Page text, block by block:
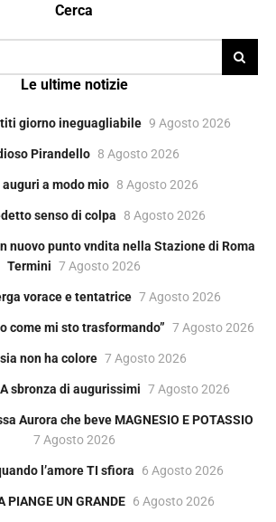
Cerca
Le ultime notizie
giorno ineguagliabile 9 Agosto 2026
Pirandello 8 Agosto 2026
a modo mio 8 Agosto 2026
senso di colpa 8 Agosto 2026
nuovo punto vndita nella Stazione di Roma
Termini 7 Agosto 2026
vorace e tentatrice 7 Agosto 2026
come mi sto trasformando” 7 Agosto 2026
non ha colore 7 Agosto 2026
sbronza di augurissimi 7 Agosto 2026
Aurora che beve MAGNESIO E POTASSIO
7 Agosto 2026
l’amore TI sfiora 6 Agosto 2026
PIANGE UN GRANDE 6 Agosto 2026